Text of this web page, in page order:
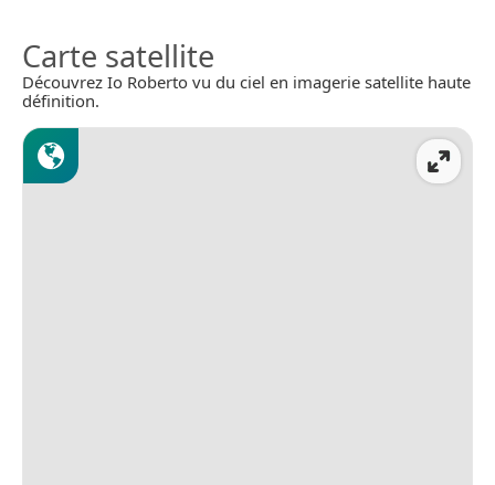
Carte satellite
Découvrez Io Roberto vu du ciel en imagerie satellite haute
définition.